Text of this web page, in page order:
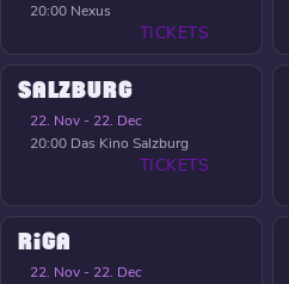
20:00 Nexus
TICKETS
SALZBURG
22. Nov - 22. Dec
20:00 Das Kino Salzburg
TICKETS
RIGA
22. Nov - 22. Dec